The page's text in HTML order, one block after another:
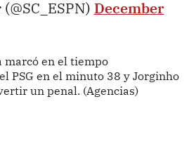
December
en el tiempo
PSG en el minuto 38 y Jorginho
un penal. (Agencias)